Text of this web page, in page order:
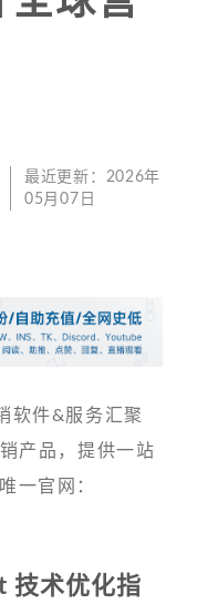
最近更新： 2026年
05月07日
软件&服务汇聚
产品，提供一站
一官网：
技术优化指